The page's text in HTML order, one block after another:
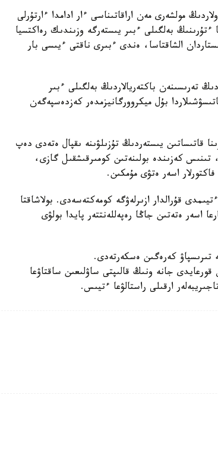
مولشەرى مەن اراقاتىناسى ءار ادامدا ءارتۇرلى
ءتۇرىنىڭ بەلگىلى ءبىر يىستەرگە وزىندىك رەاكتسيا
الشاقتاسا، ەندى ءبىرى ناقتى ءيىسى بار
تەرىسىنەن باكتەريالاردىڭ بەلگىلى ءبىر
بۇل ميكروورگانيزمدەر كەزدەسپەگەن
قاتىساتىن يىستەردىڭ تۇزىلۋىنە ىقپال ەتەدى دەپ
كەزىندە بولىنەتىن كومىرقىشقىل گازى،
اسەر ەتۋى مۇمكىن.
قۇرالدار ازىرلەۋگە كومەكتەسەدى. بولاشاقتا
اسەر ەتەتىن جاڭا رەپەللەنتتەر پايدا بولۋى
تىرىسپاۋ كەرەگىن ەسكەرتەدى.
جانە ونىڭ قالىپتى ساۋلىعىن ساقتاۋعا
ارقىلى راستالۋعا ءتيىس.